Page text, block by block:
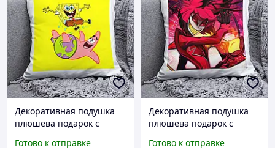
Декоративная подушка
плюшева подарок с
Готово к отправке
Декоративная подушка
плюшева подарок с
Готово к отправке